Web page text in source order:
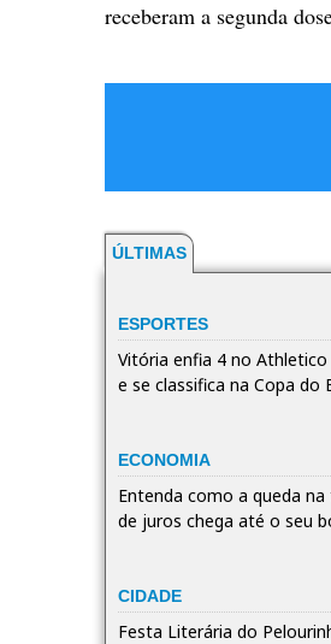
receberam a segunda
ÚLTIMAS
ESPORTES
Vitória enfia 4 no Athletico
e se classifica na Copa do
ECONOMIA
Entenda como a queda na
de juros chega até o seu
CIDADE
Festa Literária do